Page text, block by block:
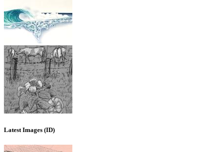
Latest Images (ID)